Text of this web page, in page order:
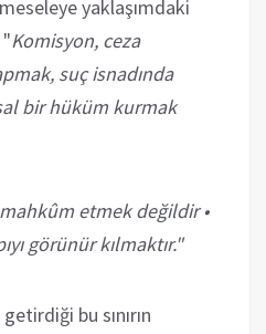
yaklaşımdaki
Komisyon, ceza
suç isnadında
bir hüküm kurmak
etmek değildir •
görünür kılmaktır."
bu sınırın